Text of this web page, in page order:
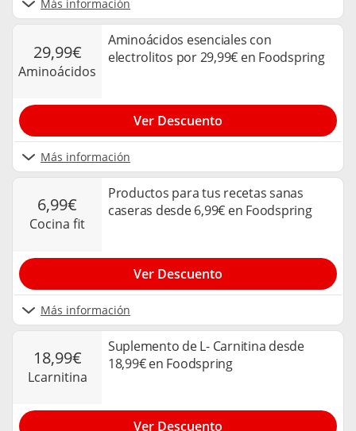
Más información
29,99€
aminoácidos
Aminoácidos esenciales con
electrolitos por 29,99€ en Foodspring
Más información
Ver Descuento
6,99€
cocina fit
Productos para tus recetas sanas
caseras desde 6,99€ en Foodspring
Más información
Ver Descuento
18,99€
lcarnitina
Suplemento de L- Carnitina desde
18,99€ en Foodspring
Ver Descuento